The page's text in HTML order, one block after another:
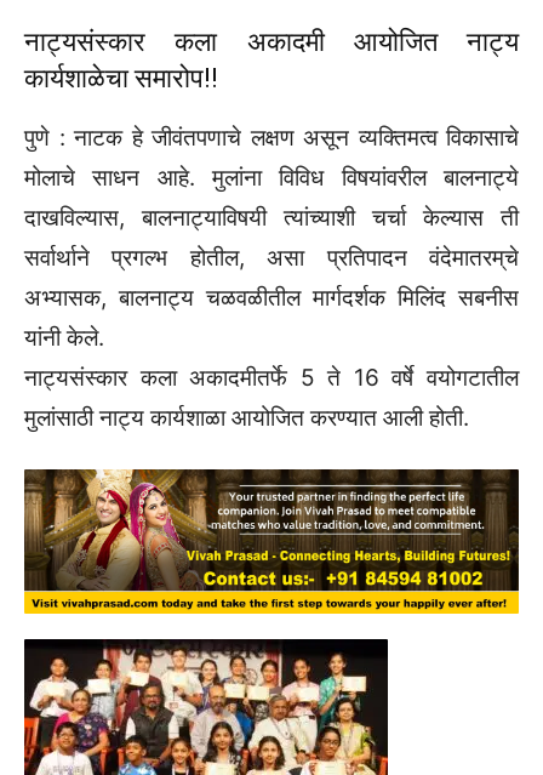
नाट्यसंस्कार कला अकादमी आयोजित नाट्य
कार्यशाळेचा समारोप!!
पुणे : नाटक हे जीवंतपणाचे लक्षण असून व्यक्तिमत्व विकासाचे
मोलाचे साधन आहे. मुलांना विविध विषयांवरील बालनाट्ये
दाखविल्यास, बालनाट्याविषयी त्यांच्याशी चर्चा केल्यास ती
सर्वार्थाने प्रगल्भ होतील, असा प्रतिपादन वंदेमातरम्‌‍चे
अभ्यासक, बालनाट्य चळवळीतील मार्गदर्शक मिलिंद सबनीस
यांनी केले.
नाट्यसंस्कार कला अकादमीतर्फे 5 ते 16 वर्षे वयोगटातील
मुलांसाठी नाट्य कार्यशाळा आयोजित करण्यात आली होती.